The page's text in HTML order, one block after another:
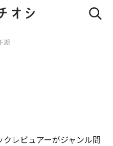
湖
レビュアーがジャンル問